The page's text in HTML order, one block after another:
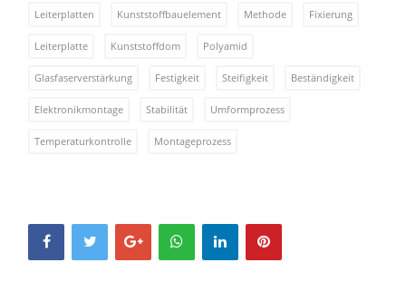
Leiterplatten Kunststoffbauelement Methode Fixierung
Leiterplatte Kunststoffdom Polyamid
Glasfaserverstärkung Festigkeit Steifigkeit Beständigkeit
Elektronikmontage Stabilität Umformprozess
Temperaturkontrolle Montageprozess